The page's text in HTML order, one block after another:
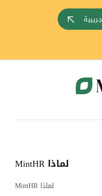
لماذا MintHR
لماذا MintHR